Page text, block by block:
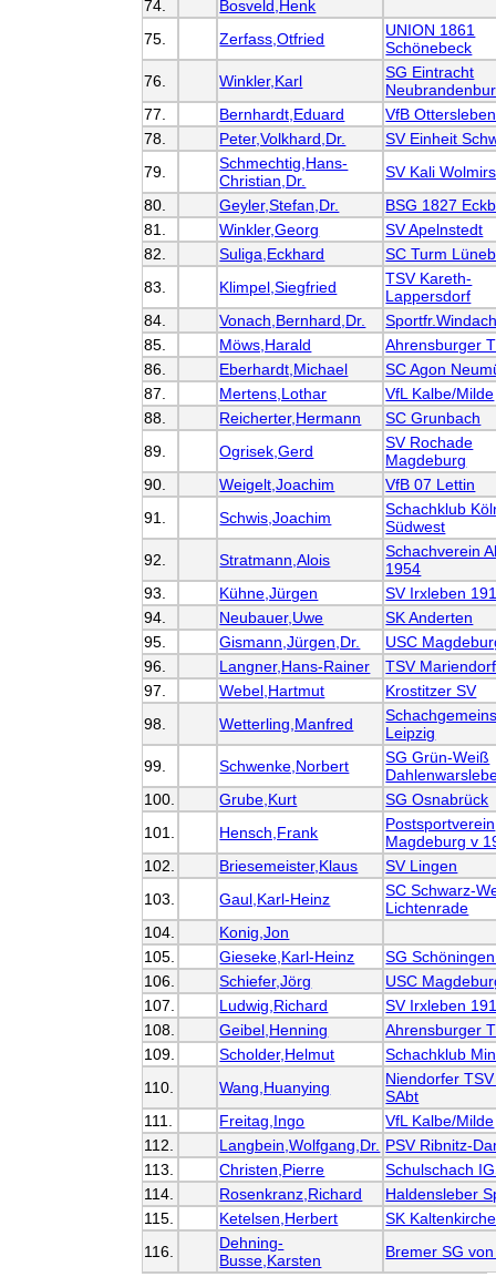
74.
Bosveld,Henk
75.
Zerfass,Otfried
UNION 1861
Schönebeck
76.
Winkler,Karl
SG Eintracht
77.
Bernhardt,Eduard
VfB Ottersleben
78.
Peter,Volkhard,Dr.
SV Einheit
79.
Schmechtig,Hans-
Christian,Dr.
SV Kali
80.
Geyler,Stefan,Dr.
BSG 1827
81.
Winkler,Georg
SV Apelnstedt
82.
Suliga,Eckhard
SC Turm
83.
Klimpel,Siegfried
TSV Kareth-
Lappersdorf
84.
Vonach,Bernhard,Dr.
85.
Möws,Harald
Ahrensburger
86.
Eberhardt,Michael
SC Agon
87.
Mertens,Lothar
VfL Kalbe/Milde
88.
Reicherter,Hermann
SC Grunbach
89.
Ogrisek,Gerd
SV Rochade
Magdeburg
90.
Weigelt,Joachim
VfB 07 Lettin
91.
Schwis,Joachim
Schachklub
Südwest
92.
Stratmann,Alois
Schachverein
1954
93.
Kühne,Jürgen
SV Irxleben
94.
Neubauer,Uwe
SK Anderten
95.
Gismann,Jürgen,Dr.
USC
96.
Langner,Hans-Rainer
TSV
97.
Webel,Hartmut
Krostitzer SV
98.
Wetterling,Manfred
Leipzig
99.
Schwenke,Norbert
SG Grün-Weiß
100.
Grube,Kurt
SG Osnabrück
101.
Hensch,Frank
Postsportverein
Magdeburg v
102.
Briesemeister,Klaus
SV Lingen
103.
Gaul,Karl-Heinz
SC Schwarz-
Lichtenrade
104.
Konig,Jon
105.
Gieseke,Karl-Heinz
SG
106.
Schiefer,Jörg
USC
107.
Ludwig,Richard
SV Irxleben
108.
Geibel,Henning
Ahrensburger
109.
Scholder,Helmut
Schachklub
110.
Wang,Huanying
Niendorfer
SAbt
111.
Freitag,Ingo
VfL Kalbe/Milde
112.
Langbein,Wolfgang,Dr. PSV Ribnitz-
113.
Christen,Pierre
Schulschach
114.
Rosenkranz,Richard
Haldensleber
115.
Ketelsen,Herbert
SK
116.
Dehning-
Busse,Karsten
Bremer SG